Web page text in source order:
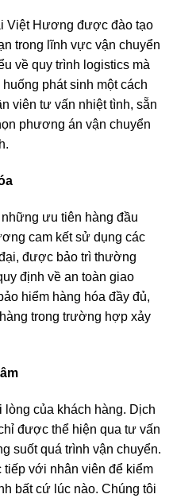
Việt Hương được đào tạo
trong lĩnh vực vận chuyển
về quy trình logistics mà
phát sinh một cách
viên tư vấn nhiệt tình, sẵn
phương án vận chuyển
ưu tiên hàng đầu
cam kết sử dụng các
được bảo trì thường
định về an toàn giao
hiểm hàng hóa đầy đủ,
trong trường hợp xảy
của khách hàng. Dịch
được thể hiện qua tư vấn
suốt quá trình vận chuyển.
tiếp với nhân viên để kiểm
bất cứ lúc nào. Chúng tôi